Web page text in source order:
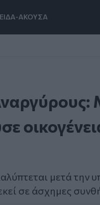
ΕΙΔΑ-ΑΚΟΥΣΑ
μετά την
σε άσχημες